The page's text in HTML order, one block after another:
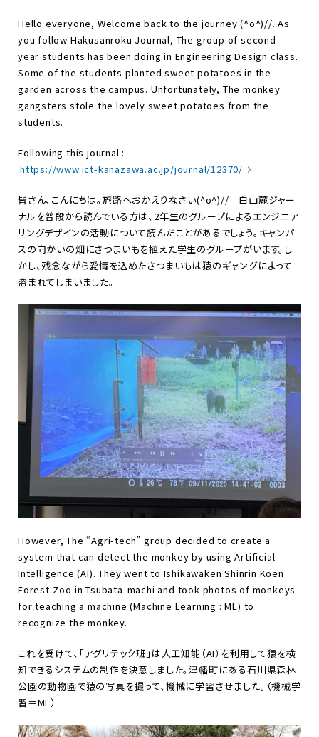
Hello everyone, Welcome back to the journey (^o^)//. As
you follow Hakusanroku Journal, The group of second-
year students has been doing in Engineering Design class.
Some of the students planted sweet potatoes in the
garden across the campus. Unfortunately, The monkey
gangsters stole the lovely sweet potatoes from the
students.
Following this journal :
https://www.ict-kanazawa.ac.jp/journal/12370/
皆さん、こんにちは。旅路へおかえりなさい(^o^)// 白山麓ジャー
ナルを普段から読んでいる方は、2年生のグループによるエンジニア
リングデザインの活動について読んだことがあるでしょう。キャンパ
スの向かいの畑にさつまいもを植えた学生のグループがいます。し
かし、残念ながら愛情を込めたさつまいもは猿のギャングによって
盗まれてしまいました。
However, The “Agri-tech” group decided to create a
system that can detect the monkey by using Artificial
Intelligence (AI). They went to Ishikawaken Shinrin Koen
Forest Zoo in Tsubata-machi and took photos of monkeys
for teaching a machine (Machine Learning : ML) to
recognize the monkey.
これを受けて、「アグリテック班」は人工知能（AI）を利用して猿を検
知できるシステムの制作を決意しました。津幡町にある石川県森林
公園の動物園で猿の写真を撮って、機械に学習させました。（機械学
習＝ML）